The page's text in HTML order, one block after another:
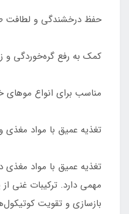
حفظ درخشندگی و لطافت
کمک به رفع گره‌خوردگی و
مناسب برای انواع
تغذیه عمیق با مواد مغذی
تغذیه عمیق با مواد
مهمی دارد. ترکیبات غنی
بازسازی و تقویت